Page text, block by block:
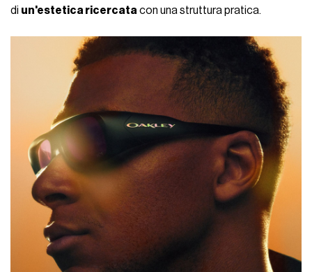
di un'estetica ricercata con una struttura pratica.